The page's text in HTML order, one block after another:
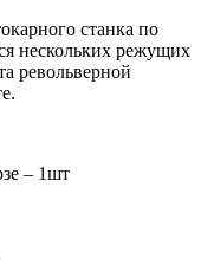
станка по
нескольких режущих
револьверной
– 1шт